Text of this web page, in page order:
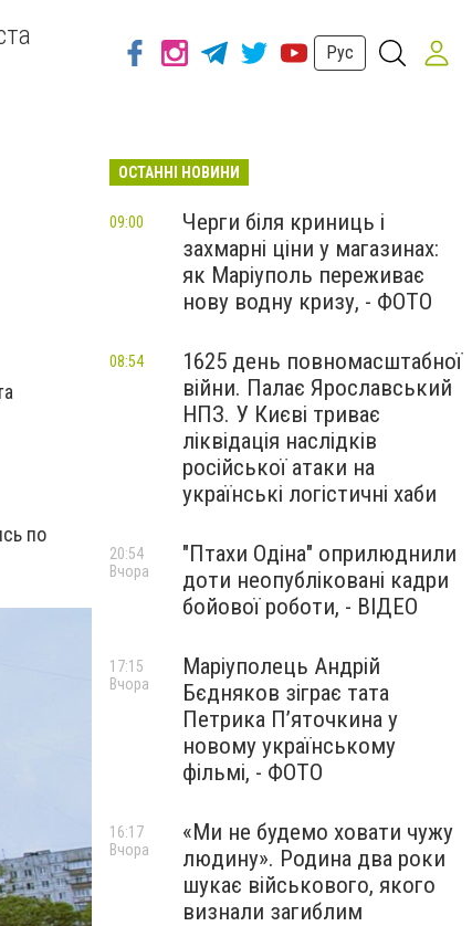
Рус
по
ОСТАННІ НОВИНИ
Черги біля криниць і
захмарні ціни у магазинах:
як Маріуполь переживає
нову водну кризу, - ФОТО
09:00
1625 день повномасштабної
війни. Палає Ярославський
НПЗ. У Києві триває
ліквідація наслідків
російської атаки на
українські логістичні хаби
08:54
"Птахи Одіна" оприлюднили
доти неопубліковані кадри
бойової роботи, - ВІДЕО
20:54
Вчора
Маріуполець Андрій
Бєдняков зіграє тата
Петрика П’яточкина у
новому українському
фільмі, - ФОТО
17:15
Вчора
«Ми не будемо ховати чужу
людину». Родина два роки
шукає військового, якого
визнали загиблим
16:17
Вчора